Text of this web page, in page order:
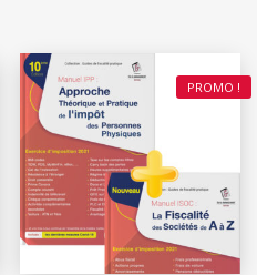
PROMO !